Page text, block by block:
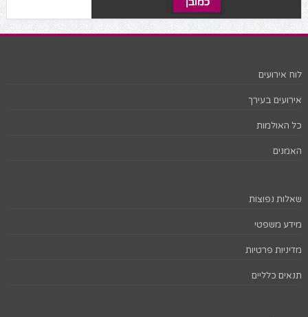
לוח אירועים
אירועים בעירך
כל האולמות
האמנים
שאלות נפוצות
מידע משפטי
מדיניות פרטיות
תנאים כלליים